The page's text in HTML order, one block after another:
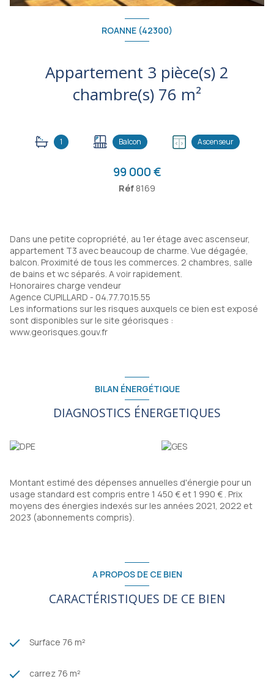
ROANNE (42300)
Appartement 3 pièce(s) 2
chambre(s) 76 m²
1 Balcon Ascenseur
99 000 €
Réf 8169
Dans une petite copropriété, au 1er étage avec ascenseur,
appartement T3 avec beaucoup de charme. Vue dégagée,
balcon. Proximité de tous les commerces. 2 chambres, salle
de bains et wc séparés. A voir rapidement.
Honoraires charge vendeur
Agence CUPILLARD - 04.77.70.15.55
Les informations sur les risques auxquels ce bien est exposé
sont disponibles sur le site géorisques :
www.georisques.gouv.fr
BILAN ÉNERGÉTIQUE
DIAGNOSTICS ÉNERGETIQUES
Montant estimé des dépenses annuelles d'énergie pour un
usage standard est compris entre 1 450 € et 1 990 € . Prix
moyens des énergies indexés sur les années 2021, 2022 et
2023 (abonnements compris).
A PROPOS DE CE BIEN
CARACTÉRISTIQUES DE CE BIEN
Surface 76 m²
carrez 76 m²